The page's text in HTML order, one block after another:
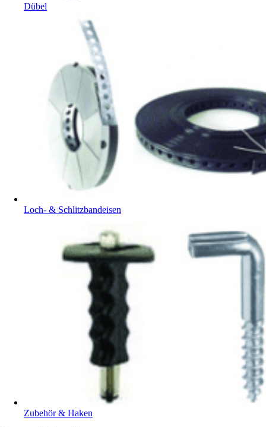
Dübel
Loch- & Schlitzbandeisen
Zubehör & Haken